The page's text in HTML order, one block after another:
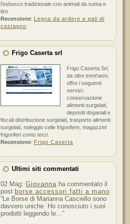
l'esbosco tradizionale con animali da soma e
tiro.
Recensione: Legna da ardere e pali di
castagno
Frigo Caserta srl
Frigo Caserta Srl,
da oltre trent'anni,
offre i seguenti
servizi:
conservazione
alimenti surgelati,
depositi doganali e
fiscali distribuzione surgelati, trasporto alimenti
surgelati, noleggio celle frigorifere, magazzini
frigoriferi conto terzi.
Recensione: Frigo Caserta
Ultimi siti commentati
02 Mag: Giovanna ha commentato il
post borse accessori fatti a mano:
“Le Borse di Marianna Casciello sono
davvero uniche. Ho conosciuto i suoi
prodotti leggendo le…”